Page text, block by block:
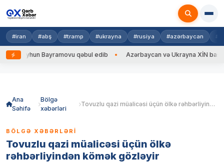
#iran #abş #tramp #ukrayna #rusiya #azərbaycan
Bayramovu qəbul edib Azərbaycan və Ukrayna XİN başçıları
Ana
Səhifə
Bölgə
xəbərləri
Tovuzlu qazi müalicəsi üçün ölkə rəhbərliyindən kömək gözləyir
BÖLGƏ XƏBƏRLƏRI
Tovuzlu qazi müalicəsi üçün ölkə
rəhbərliyindən kömək gözləyir